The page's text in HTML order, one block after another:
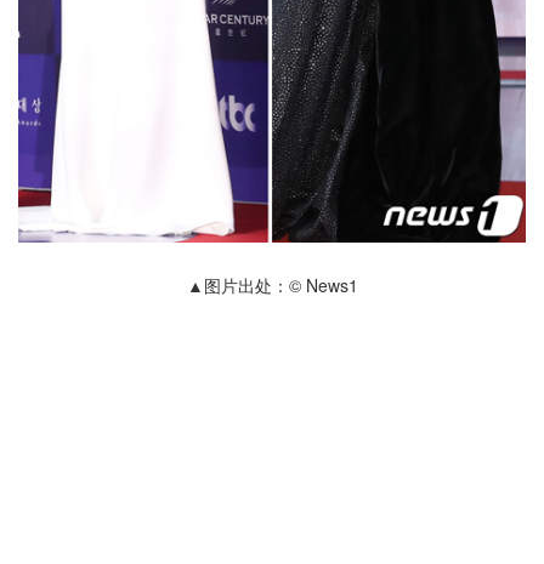
▲图片出处：© News1